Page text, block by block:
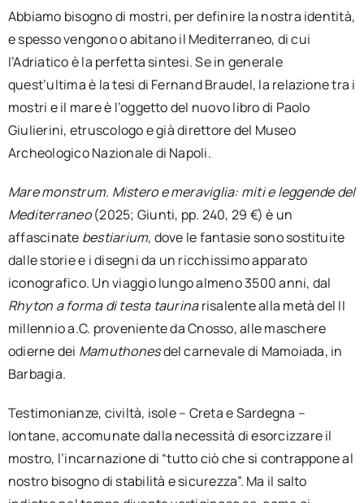
Abbiamo bisogno di mostri, per definire la nostra identità,
e spesso vengono o abitano il Mediterraneo, di cui
l’Adriatico è la perfetta sintesi. Se in generale
quest’ultima è la tesi di Fernand Braudel, la relazione tra i
mostri e il mare è l’oggetto del nuovo libro di Paolo
Giulierini, etruscologo e già direttore del Museo
Archeologico Nazionale di Napoli.
Mare monstrum. Mistero e meraviglia: miti e leggende del
Mediterraneo(2025; Giunti, pp. 240, 29 €) è un
affascinate bestiarium, dove le fantasie sono sostituite
dalle storie e i disegni da un ricchissimo apparato
iconografico. Un viaggio lungo almeno 3500 anni, dal
Rhyton a forma di testa taurinarisalente alla metà del II
millennio a.C. proveniente da Cnosso, alle maschere
odierne dei Mamuthonesdel carnevale di Mamoiada, in
Barbagia.
Testimonianze, civiltà, isole – Creta e Sardegna –
lontane, accomunate dalla necessità di esorcizzare il
mostro, l’incarnazione di “tutto ciò che si contrappone al
nostro bisogno di stabilità e sicurezza”. Ma il salto